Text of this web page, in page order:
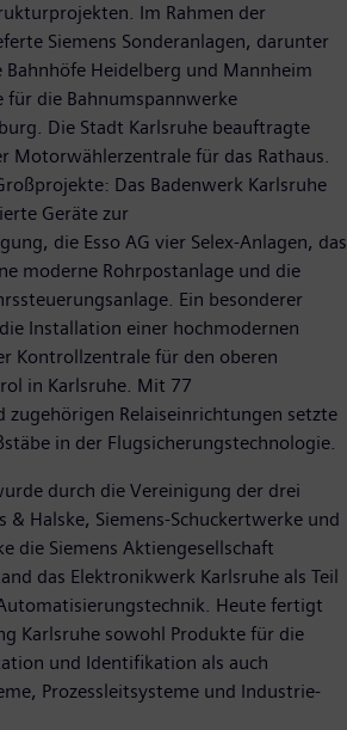
Im Rahmen der
Siemens Sonderanlagen, darunter
Heidelberg und Mannheim
für die Bahnumspannwerke
Die Stadt Karlsruhe beauftragte
Motorwählerzentrale für das Rathaus.
Das Badenwerk Karlsruhe
Geräte zur
die Esso AG vier Selex-Anlagen, das
moderne Rohrpostanlage und die
Ein besonderer
Installation einer hochmodernen
Kontrollzentrale für den oberen
in Karlsruhe. Mit 77
zugehörigen Relaiseinrichtungen setzte
in der Flugsicherungstechnologie.
durch die Vereinigung der drei
& Halske, Siemens-Schuckertwerke und
die Siemens Aktiengesellschaft
das Elektronikwerk Karlsruhe als Teil
Heute fertigt
Karlsruhe sowohl Produkte für die
und Identifikation als auch
Prozessleitsysteme und Industrie-